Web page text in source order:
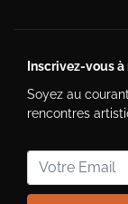
Inscrivez-vous
Soyez au
rencontres